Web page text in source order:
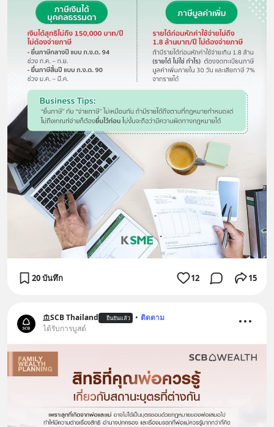
20 บันทึก 12 15
SCB Thailand ยืนยันแล้ว • ติดตาม
ได้รับการบูสต์